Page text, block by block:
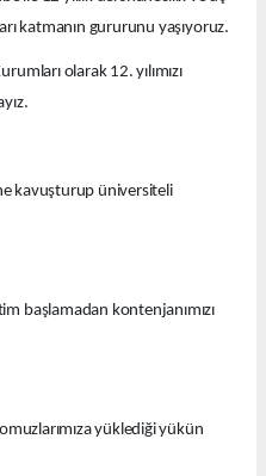
katmanın gururunu yaşıyoruz.
olarak 12. yılımızı
kavuşturup üniversiteli
başlamadan kontenjanımızı
yüklediği yükün